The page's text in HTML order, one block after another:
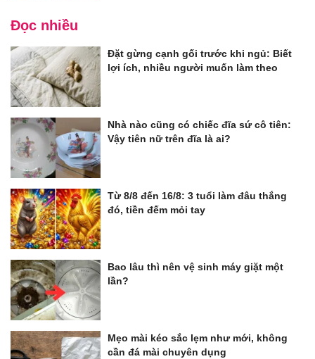
Đọc nhiều
Đặt gừng cạnh gối trước khi ngủ: Biết
lợi ích, nhiều người muốn làm theo
Nhà nào cũng có chiếc đĩa sứ cô tiên:
Vậy tiên nữ trên đĩa là ai?
Từ 8/8 đến 16/8: 3 tuổi làm đâu thắng
đó, tiền đếm mỏi tay
Bao lâu thì nên vệ sinh máy giặt một
lần?
Mẹo mài kéo sắc lẹm như mới, không
cần đá mài chuyên dụng